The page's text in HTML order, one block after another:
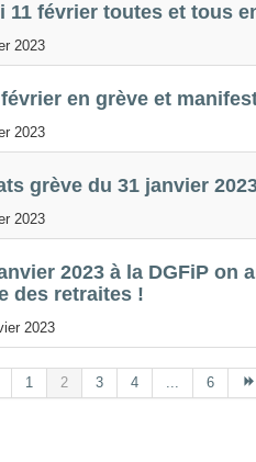
11 février toutes et tous
2023
février en grève et
2023
grève du 31 janvier
2023
2023 à la DGFiP
des retraites !
2023
1 2 3 4 ... 6